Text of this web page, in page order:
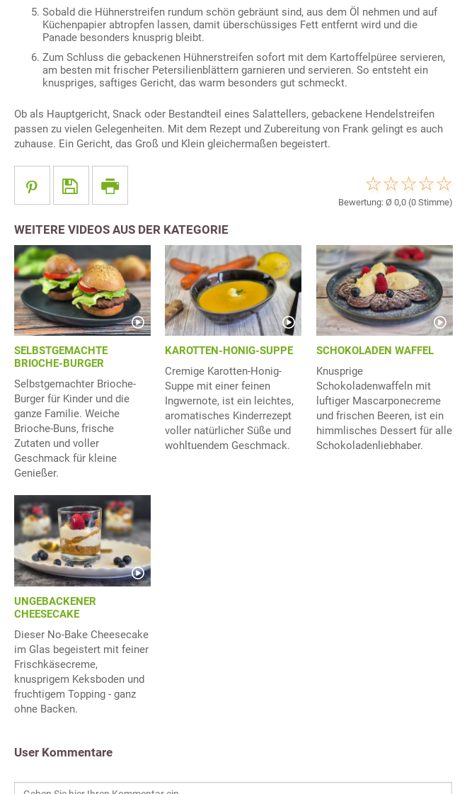
Sobald die Hühnerstreifen rundum schön gebräunt sind, aus dem Öl nehmen und auf
Küchenpapier abtropfen lassen, damit überschüssiges Fett entfernt wird und die
Panade besonders knusprig bleibt.
Zum Schluss die gebackenen Hühnerstreifen sofort mit dem Kartoffelpüree servieren,
am besten mit frischer Petersilienblättern garnieren und servieren. So entsteht ein
knuspriges, saftiges Gericht, das warm besonders gut schmeckt.
Ob als Hauptgericht, Snack oder Bestandteil eines Salattellers, gebackene Hendelstreifen
passen zu vielen Gelegenheiten. Mit dem Rezept und Zubereitung von Frank gelingt es auch
zuhause. Ein Gericht, das Groß und Klein gleichermaßen begeistert.
Bewertung: Ø 0,0(0Stimme)
WEITERE VIDEOS AUS DER KATEGORIE
SELBSTGEMACHTE
BRIOCHE-BURGER
Selbstgemachter Brioche-
Burger für Kinder und die
ganze Familie. Weiche
Brioche-Buns, frische
Zutaten und voller
Geschmack für kleine
Genießer.
KAROTTEN-HONIG-SUPPE
Cremige Karotten-Honig-
Suppe mit einer feinen
Ingwernote, ist ein leichtes,
aromatisches Kinderrezept
voller natürlicher Süße und
wohltuendem Geschmack.
SCHOKOLADEN WAFFEL
Knusprige
Schokoladenwaffeln mit
luftiger Mascarponecreme
und frischen Beeren, ist ein
himmlisches Dessert für alle
Schokoladenliebhaber.
UNGEBACKENER
CHEESECAKE
Dieser No-Bake Cheesecake
im Glas begeistert mit feiner
Frischkäsecreme,
knusprigem Keksboden und
fruchtigem Topping - ganz
ohne Backen.
User Kommentare